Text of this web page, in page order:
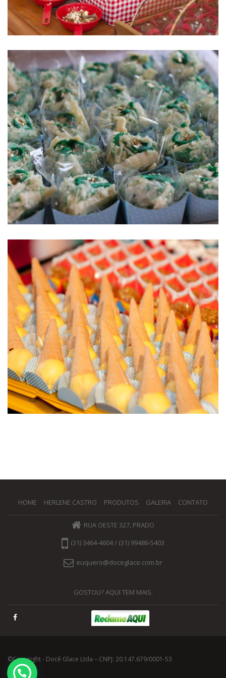
Limão
Sorvetinho
HOME HERLENE CASTRO PRODUTOS GALERIA CONTATO
RUA OESTE 327, PRADO
(31) 3464-4604 / (31) 99486-5403
euquero@doceglace.com.br
GOSTOU? AQUI TEM MAIS.
©Copyright - Docê Glace Ltda – CNPJ: 20.147.679/0001-53